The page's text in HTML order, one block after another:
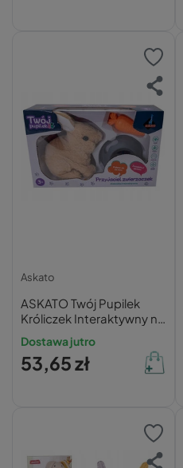
Askato
ASKATO Twój Pupilek
Króliczek Interaktywny na
Baterie z Akcesoriami
Dostawa jutro
53,65 zł